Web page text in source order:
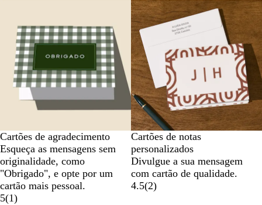
Cartões de agradecimento
Esqueça as mensagens sem
originalidade, como
"Obrigado", e opte por um
cartão mais pessoal.
5(1)
Cartões de notas
personalizados
Divulgue a sua mensagem
com cartão de qualidade.
4.5(2)